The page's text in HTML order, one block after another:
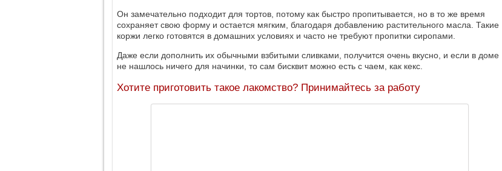
Он замечательно подходит для тортов, потому как быстро пропитывается, но в то же время
сохраняет свою форму и остается мягким, благодаря добавлению растительного масла. Такие
коржи легко готовятся в домашних условиях и часто не требуют пропитки сиропами.
Даже если дополнить их обычными взбитыми сливками, получится очень вкусно, и если в доме
не нашлось ничего для начинки, то сам бисквит можно есть с чаем, как кекс.
Хотите приготовить такое лакомство? Принимайтесь за работу